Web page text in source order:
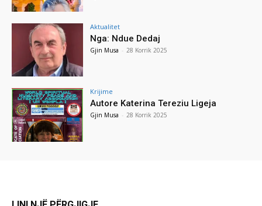
Aktualitet
Nga: Ndue Dedaj
Gjin Musa - 28 Korrik 2025
Krijime
Autore Katerina Tereziu Ligeja
Gjin Musa - 28 Korrik 2025